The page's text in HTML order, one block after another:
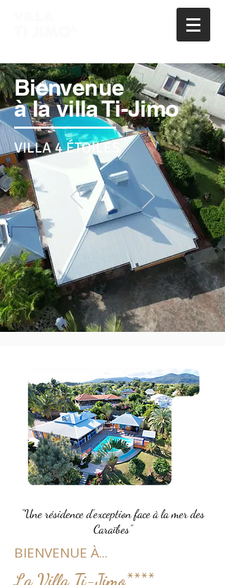
Bienvenue
à lavilla Ti-Jimo
VILLA 4 ÉTOILES
“Une résidence d'exception face à la mer des
Caraïbes”
BIENVENUE À...
La Villa Ti-Jimo****